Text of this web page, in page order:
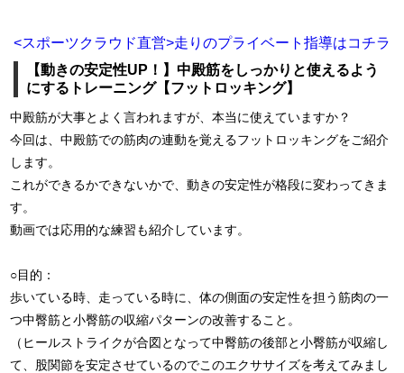
<スポーツクラウド直営>走りのプライベート指導はコチラ
【動きの安定性UP！】中殿筋をしっかりと使えるよう
にするトレーニング【フットロッキング】
中殿筋が大事とよく言われますが、本当に使えていますか？
今回は、中殿筋での筋肉の連動を覚えるフットロッキングをご紹介
します。
これができるかできないかで、動きの安定性が格段に変わってきま
す。
動画では応用的な練習も紹介しています。
○目的：
歩いている時、走っている時に、体の側面の安定性を担う筋肉の一
つ中臀筋と小臀筋の収縮パターンの改善すること。
（ヒールストライクが合図となって中臀筋の後部と小臀筋が収縮し
て、股関節を安定させているのでこのエクササイズを考えてみまし